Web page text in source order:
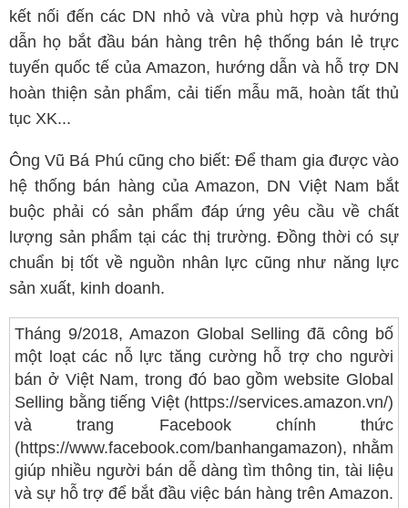
kết nối đến các DN nhỏ và vừa phù hợp và hướng
dẫn họ bắt đầu bán hàng trên hệ thống bán lẻ trực
tuyến quốc tế của Amazon, hướng dẫn và hỗ trợ DN
hoàn thiện sản phẩm, cải tiến mẫu mã, hoàn tất thủ
tục XK...
Ông Vũ Bá Phú cũng cho biết: Để tham gia được vào
hệ thống bán hàng của Amazon, DN Việt Nam bắt
buộc phải có sản phẩm đáp ứng yêu cầu về chất
lượng sản phẩm tại các thị trường. Đồng thời có sự
chuẩn bị tốt về nguồn nhân lực cũng như năng lực
sản xuất, kinh doanh.
Tháng 9/2018, Amazon Global Selling đã công bố
một loạt các nỗ lực tăng cường hỗ trợ cho người
bán ở Việt Nam, trong đó bao gồm website Global
Selling bằng tiếng Việt (https://services.amazon.vn/)
và trang Facebook chính thức
(https://www.facebook.com/banhangamazon), nhằm
giúp nhiều người bán dễ dàng tìm thông tin, tài liệu
và sự hỗ trợ để bắt đầu việc bán hàng trên Amazon.